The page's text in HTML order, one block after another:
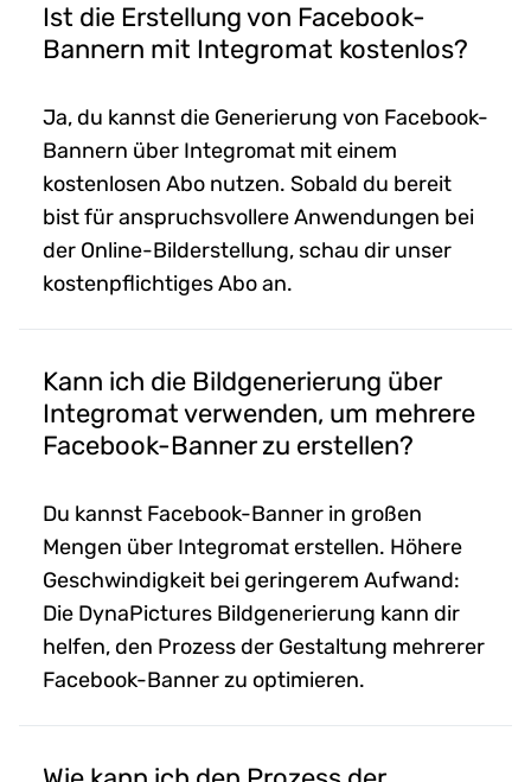
Ist die Erstellung von Facebook-
Bannern mit Integromat kostenlos?
Ja, du kannst die Generierung von Facebook-
Bannern über Integromat mit einem
kostenlosen Abo nutzen. Sobald du bereit
bist für anspruchsvollere Anwendungen bei
der Online-Bilderstellung, schau dir unser
kostenpflichtiges Abo an.
Kann ich die Bildgenerierung über
Integromat verwenden, um mehrere
Facebook-Banner zu erstellen?
Du kannst Facebook-Banner in großen
Mengen über Integromat erstellen. Höhere
Geschwindigkeit bei geringerem Aufwand:
Die DynaPictures Bildgenerierung kann dir
helfen, den Prozess der Gestaltung mehrerer
Facebook-Banner zu optimieren.